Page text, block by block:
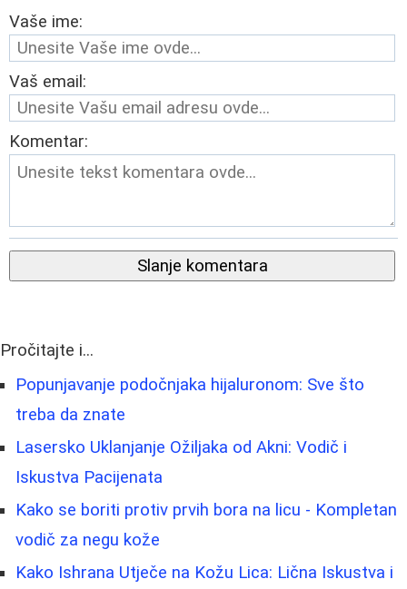
Vaše ime:
Vaš email:
Komentar:
Slanje komentara
Pročitajte i...
Popunjavanje podočnjaka hijaluronom: Sve što
treba da znate
Lasersko Uklanjanje Ožiljaka od Akni: Vodič i
Iskustva Pacijenata
Kako se boriti protiv prvih bora na licu - Kompletan
vodič za negu kože
Kako Ishrana Utječe na Kožu Lica: Lična Iskustva i